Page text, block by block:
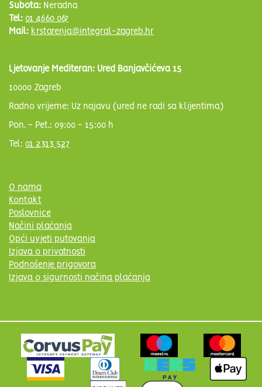
Subota: Neradna
Tel: 01 4660 067
Mail: krstarenja@integral-zagreb.hr
Ljetovanje Mediteran: Ured Banjavčićeva 15
10000 Zagreb
Radno vrijeme: Uz najavu (ured ne radi sa klijentima)
Pon. - Pet.: 09:00 - 15:00 h
Tel: 01 2313 527
O nama
Kontakt
Poslovnice
Načini plaćanja
Opći uvjeti putovanja
Izjava o privatnosti
Podnošenje prigovora
Izjava o sigurnosti načina plaćanja